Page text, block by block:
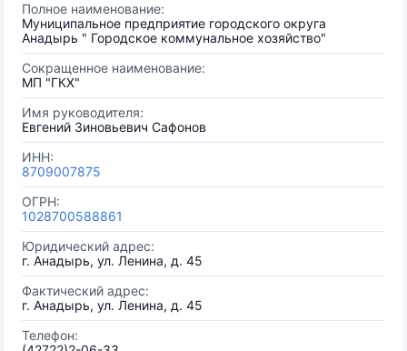
Полное наименование:
Муниципальное предприятие городского округа
Анадырь " Городское коммунальное хозяйство"
Сокращенное наименование:
МП "ГКХ"
Имя руководителя:
Евгений Зиновьевич Сафонов
ИНН:
8709007875
ОГРН:
1028700588861
Юридический адрес:
г. Анадырь, ул. Ленина, д. 45
Фактический адрес:
г. Анадырь, ул. Ленина, д. 45
Телефон: